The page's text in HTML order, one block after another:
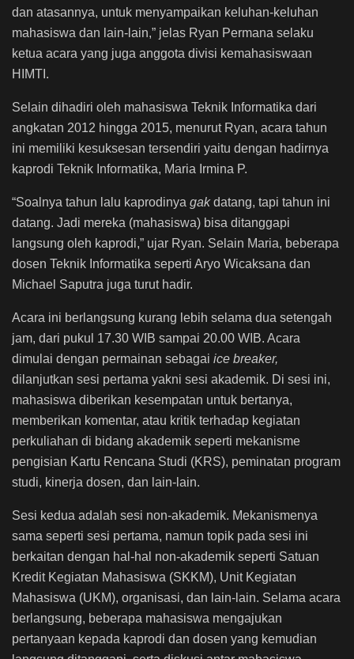
dan atasannya, untuk menyampaikan keluhan-keluhan
mahasiswa dan lain-lain,” jelas Ryan Permana selaku
ketua acara yang juga anggota divisi kemahasiswaan
HIMTI.
Selain dihadiri oleh mahasiswa Teknik Informatika dari
angkatan 2012 hingga 2015, menurut Ryan, acara tahun
ini memiliki kesuksesan tersendiri yaitu dengan hadirnya
kaprodi Teknik Informatika, Maria Irmina P.
“Soalnya tahun lalu kaprodinya gakdatang, tapi tahun ini
datang. Jadi mereka (mahasiswa) bisa ditanggapi
langsung oleh kaprodi,” ujar Ryan. Selain Maria, beberapa
dosen Teknik Informatika seperti Aryo Wicaksana dan
Michael Saputra juga turut hadir.
Acara ini berlangsung kurang lebih selama dua setengah
jam, dari pukul 17.30 WIB sampai 20.00 WIB. Acara
dimulai dengan permainan sebagai ice breaker,
dilanjutkan sesi pertama yakni sesi akademik. Di sesi ini,
mahasiswa diberikan kesempatan untuk bertanya,
memberikan komentar, atau kritik terhadap kegiatan
perkuliahan di bidang akademik seperti mekanisme
pengisian Kartu Rencana Studi (KRS), peminatan program
studi, kinerja dosen, dan lain-lain.
Sesi kedua adalah sesi non-akademik. Mekanismenya
sama seperti sesi pertama, namun topik pada sesi ini
berkaitan dengan hal-hal non-akademik seperti Satuan
Kredit Kegiatan Mahasiswa (SKKM), Unit Kegiatan
Mahasiswa (UKM), organisasi, dan lain-lain. Selama acara
berlangsung, beberapa mahasiswa mengajukan
pertanyaan kepada kaprodi dan dosen yang kemudian